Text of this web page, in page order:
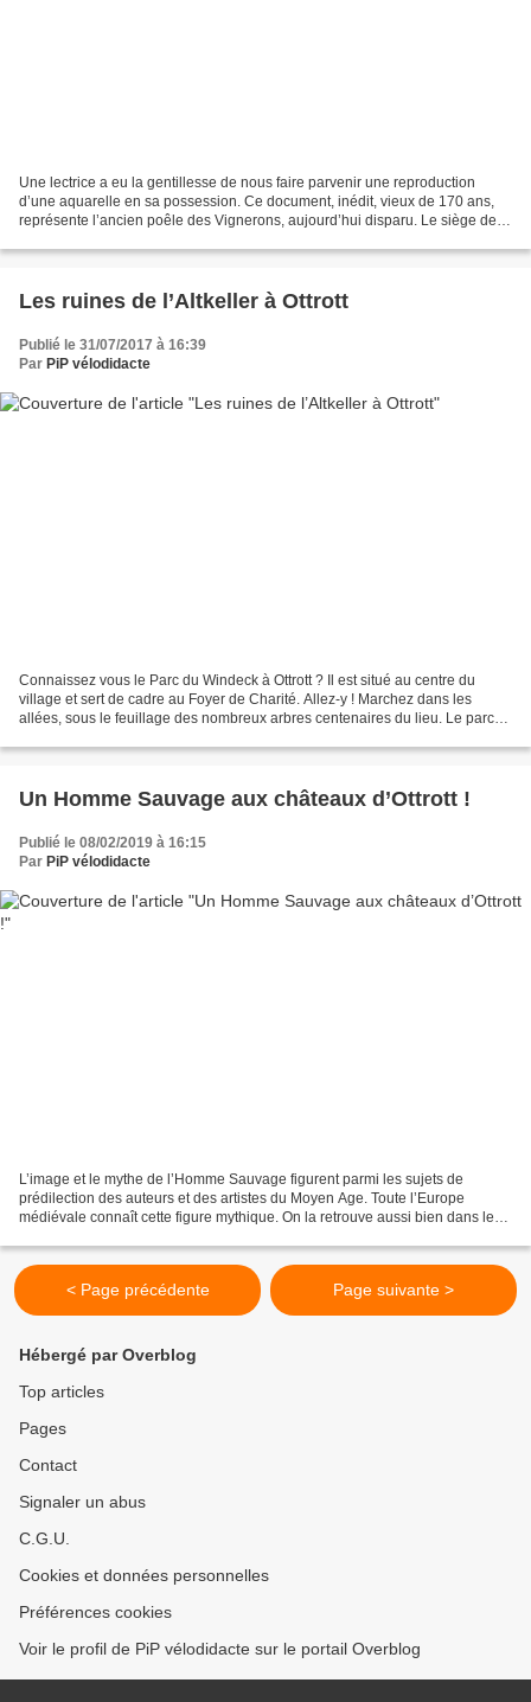
Une lectrice a eu la gentillesse de nous faire parvenir une reproduction
d’une aquarelle en sa possession. Ce document, inédit, vieux de 170 ans,
représente l’ancien poêle des Vignerons, aujourd’hui disparu. Le siège de la
Les ruines de l’Altkeller à Ottrott
Publié le 31/07/2017 à 16:39
Par PiP vélodidacte
Connaissez vous le Parc du Windeck à Ottrott ? Il est situé au centre du
village et sert de cadre au Foyer de Charité. Allez-y ! Marchez dans les
allées, sous le feuillage des nombreux arbres centenaires du lieu. Le parc
Un Homme Sauvage aux châteaux d’Ottrott !
Publié le 08/02/2019 à 16:15
Par PiP vélodidacte
L’image et le mythe de l’Homme Sauvage figurent parmi les sujets de
prédilection des auteurs et des artistes du Moyen Age. Toute l’Europe
médiévale connaît cette figure mythique. On la retrouve aussi bien dans les
< Page précédente Page suivante >
Hébergé par Overblog
Top articles
Pages
Contact
Signaler un abus
C.G.U.
Cookies et données personnelles
Préférences cookies
Voir le profil de PiP vélodidacte sur le portail Overblog